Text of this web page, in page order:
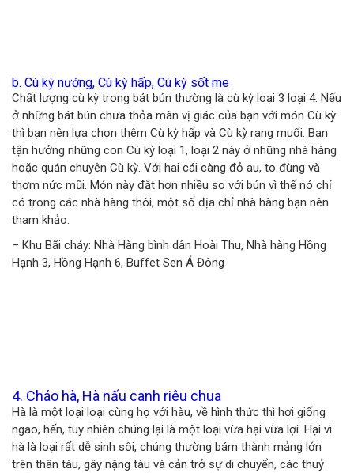
b. Cù kỳ nướng, Cù kỳ hấp, Cù kỳ sốt me
Chất lượng cù kỳ trong bát bún thường là cù kỳ loại 3 loại 4. Nếu
ở những bát bún chưa thỏa mãn vị giác của bạn với món Cù kỳ
thì bạn nên lựa chọn thêm Cù kỳ hấp và Cù kỳ rang muối. Bạn
tận hưởng những con Cù kỳ loại 1, loại 2 này ở những nhà hàng
hoặc quán chuyên Cù kỳ. Với hai cái càng đỏ au, to đùng và
thơm nức mũi. Món này đắt hơn nhiều so với bún vì thế nó chỉ
có trong các nhà hàng thôi, một số địa chỉ nhà hàng bạn nên
tham khảo:
– Khu Bãi cháy: Nhà Hàng bình dân Hoài Thu, Nhà hàng Hồng
Hạnh 3, Hồng Hạnh 6, Buffet Sen Á Đông
4. Cháo hà, Hà nấu canh riêu chua
Hà là một loại loại cùng họ với hàu, về hình thức thì hơi giống
ngao, hến, tuy nhiên chúng lại là một loại vừa hại vừa lợi. Hại vì
hà là loại rất dễ sinh sôi, chúng thường bám thành mảng lớn
trên thân tàu, gây nặng tàu và cản trở sự di chuyển, các thuỷ